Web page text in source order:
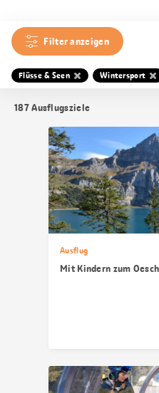
Filter anzeigen
Flüsse & Seen Wintersport
187Ausflugsziele
Ausflug
Mit Kindern zum